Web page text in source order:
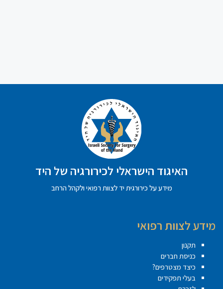
האיגוד הישראלי לכירורגיה של היד
מידע על כירורגית יד לצוות רפואי ולקהל הרחב
מידע לצוות רפואי
תקנון
כניסת חברים
כיצד מצטרפים?
בעלי תפקידים